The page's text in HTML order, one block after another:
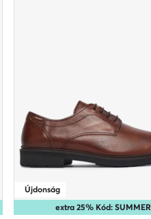
extra 25% Kód: SUMMER
Újdonság